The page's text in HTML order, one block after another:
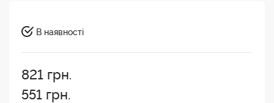
В наявності
821 грн.
551 грн.